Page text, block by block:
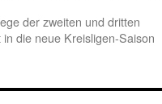
der zweiten und dritten
in die neue Kreisligen-Saison